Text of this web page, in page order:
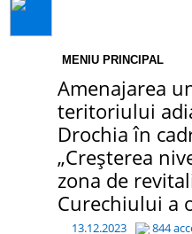
MENIU PRINCIPAL
Amenajarea
teritoriului
Drochia în
„Creșterea
zona de
Curechiului a
13.12.2023 844